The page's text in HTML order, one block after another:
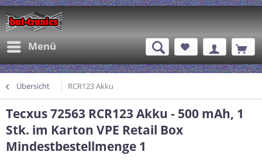
Menü
Übersicht RCR123 Akku
Tecxus 72563 RCR123 Akku - 500 mAh, 1
Stk. im Karton VPE Retail Box
Mindestbestellmenge 1